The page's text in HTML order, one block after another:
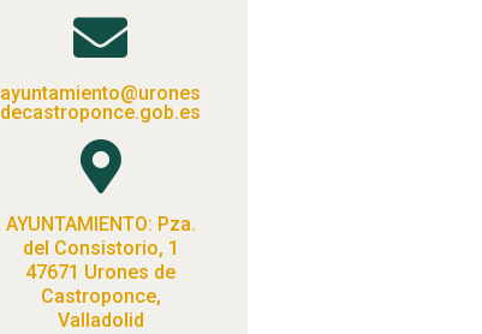

ayuntamiento@urones
decastroponce.gob.es

AYUNTAMIENTO: Pza.
del Consistorio, 1
47671 Urones de
Castroponce,
Valladolid